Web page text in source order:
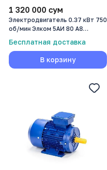
1 320 000сум
Электродвигатель 0.37 кВт 750
об/мин Элком 5АИ 80 А8
Бесплатная доставка
В корзину